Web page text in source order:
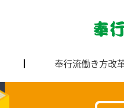
奉行流働き方改